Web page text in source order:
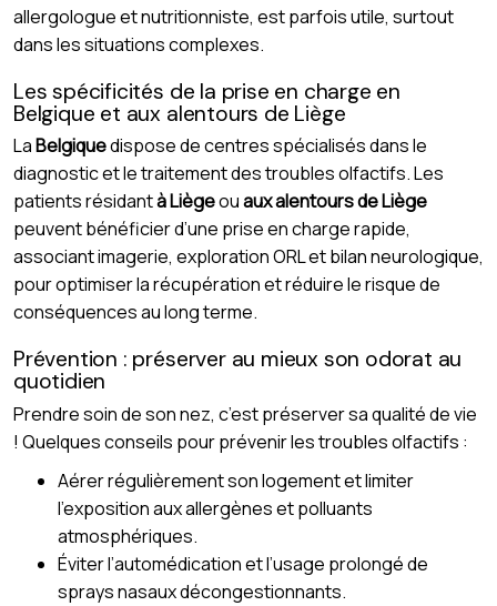
allergologue et nutritionniste, est parfois utile, surtout
dans les situations complexes.
Les spécificités de la prise en charge en
Belgique et aux alentours de Liège
LaBelgiquedispose de centres spécialisés dans le
diagnostic et le traitement des troubles olfactifs. Les
patients résidantà Liègeouaux alentours de Liège
peuvent bénéficier d’une prise en charge rapide,
associant imagerie, exploration ORL et bilan neurologique,
pour optimiser la récupération et réduire le risque de
conséquences au long terme.
Prévention : préserver au mieux son odorat au
quotidien
Prendre soin de son nez, c’est préserver sa qualité de vie
! Quelques conseils pour prévenir les troubles olfactifs :
Aérer régulièrement son logement et limiter
l’exposition aux allergènes et polluants
atmosphériques.
Éviter l’automédication et l’usage prolongé de
sprays nasaux décongestionnants.